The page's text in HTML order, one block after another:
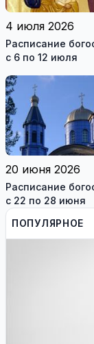
4 июля 2026
Расписание
с 6 по 12 июля
20 июня 2026
Расписание
с 22 по 28 июня
ПОПУЛЯРНОЕ